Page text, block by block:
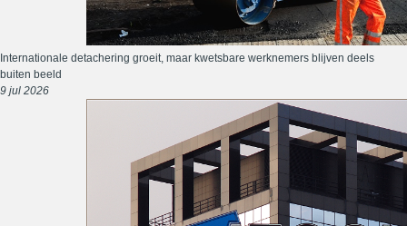
Internationale detachering groeit, maar kwetsbare werknemers blijven deels
buiten beeld
9 jul 2026